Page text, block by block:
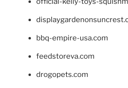
bbq-empire-usa.com
feedstoreva.com
drogopets.com